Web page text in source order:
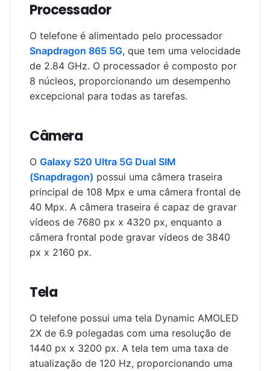
Processador
O telefone é alimentado pelo processador
Snapdragon 865 5G, que tem uma velocidade
de 2.84 GHz. O processador é composto por
8 núcleos, proporcionando um desempenho
excepcional para todas as tarefas.
Câmera
O Galaxy S20 Ultra 5G Dual SIM
(Snapdragon) possui uma câmera traseira
principal de 108 Mpx e uma câmera frontal de
40 Mpx. A câmera traseira é capaz de gravar
vídeos de 7680 px x 4320 px, enquanto a
câmera frontal pode gravar vídeos de 3840
px x 2160 px.
Tela
O telefone possui uma tela Dynamic AMOLED
2X de 6.9 polegadas com uma resolução de
1440 px x 3200 px. A tela tem uma taxa de
atualização de 120 Hz, proporcionando uma